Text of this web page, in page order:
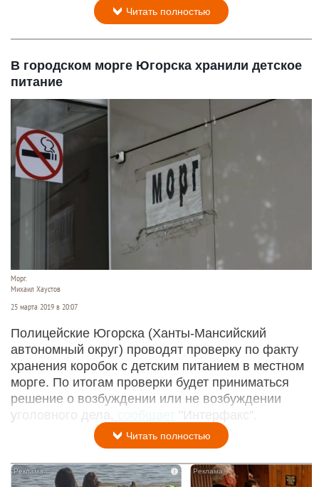
Читать полностью
В городском морге Югорска хранили детское
питание
Морг.
Михаил Хаустов
25 марта 2019 в 20:07
Полицейские Югорска (Ханты-Мансийский
автономный округ) проводят проверку по факту
хранения коробок с детским питанием в местном
морге. По итогам проверки будет приниматься
решение о возбуждении или не возбуждении
уголовного дела,
сообщает "Интерфакс".
Читать полностью
i